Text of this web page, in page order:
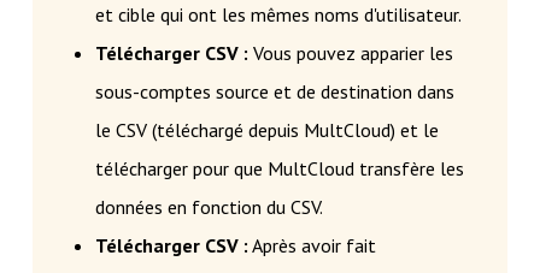
et cible qui ont les mêmes noms d'utilisateur.
Télécharger CSV : Vous pouvez apparier les
sous-comptes source et de destination dans
le CSV (téléchargé depuis MultCloud) et le
télécharger pour que MultCloud transfère les
données en fonction du CSV.
Télécharger CSV : Après avoir fait